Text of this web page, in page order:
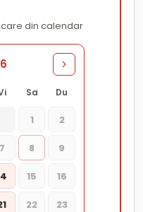
din calendar
Sa Du
1 2
7 8 9
15 16
22 23